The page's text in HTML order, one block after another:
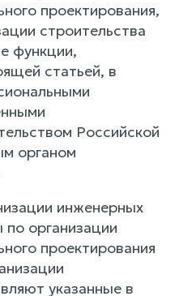
проектирования,
строительства
функции,
статьей, в
Российской
органом
инженерных
по организации
проектирования
указанные в